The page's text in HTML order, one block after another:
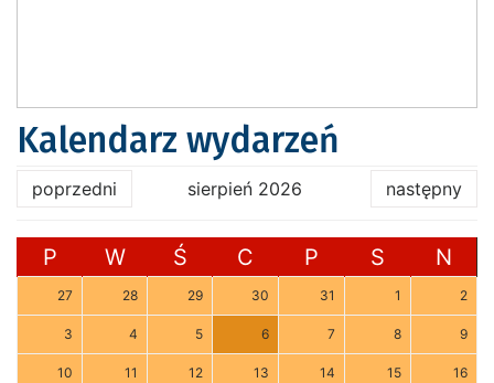
Kalendarz wydarzeń
poprzedni sierpień 2026 następny
P W Ś C P S N
27 28 29 30 31 1 2
3 4 5 6 7 8 9
10 11 12 13 14 15 16